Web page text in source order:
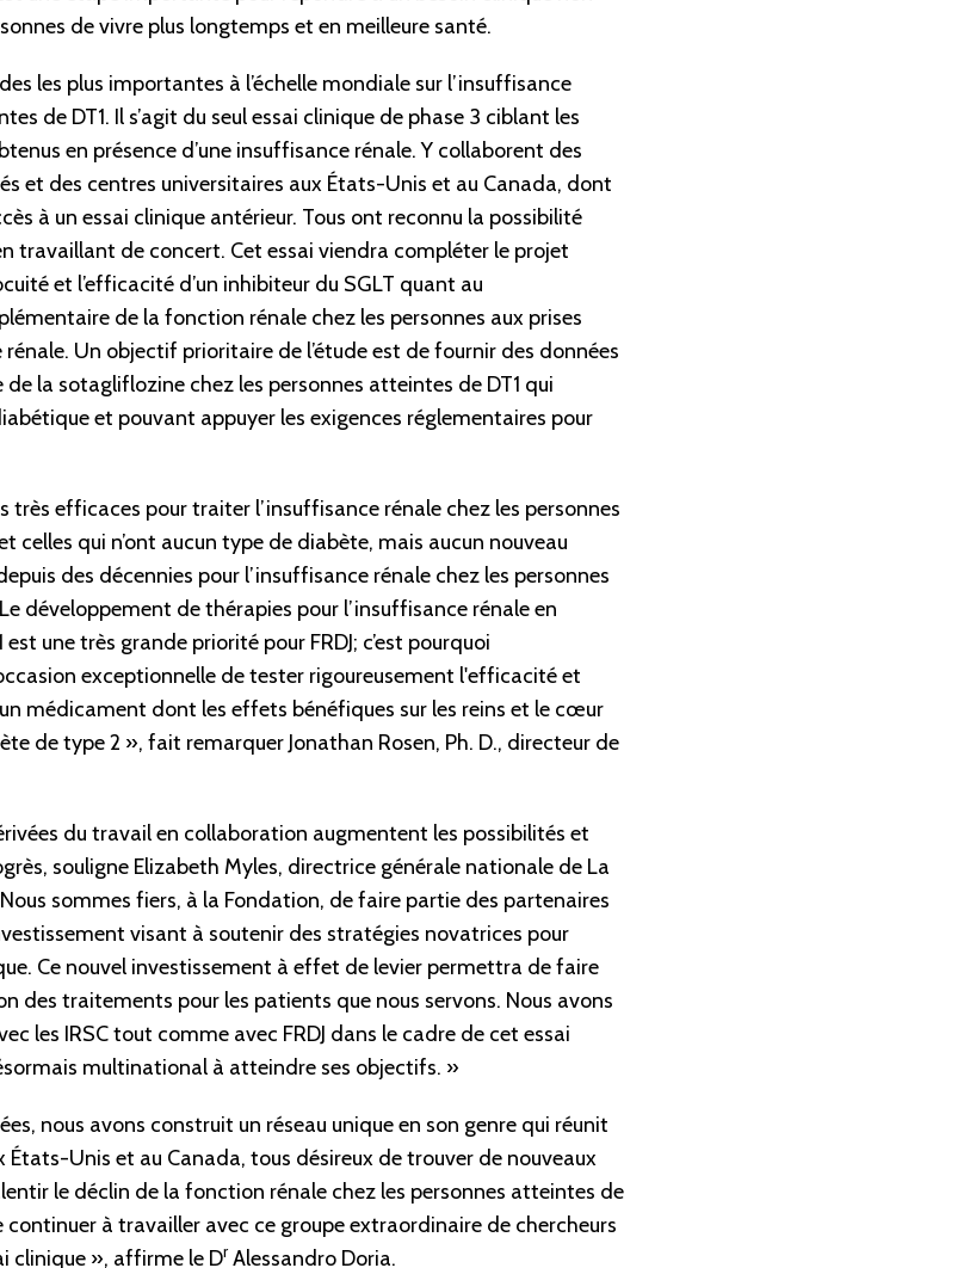
de vivre plus longtemps et en meilleure santé.
les plus importantes à l’échelle mondiale sur l’insuffisance
de DT1. Il s’agit du seul essai clinique de phase 3 ciblant les
en présence d’une insuffisance rénale. Y collaborent des
et des centres universitaires aux États-Unis et au Canada, dont
à un essai clinique antérieur. Tous ont reconnu la possibilité
travaillant de concert. Cet essai viendra compléter le projet
et l’efficacité d’un inhibiteur du SGLT quant au
de la fonction rénale chez les personnes aux prises
rénale. Un objectif prioritaire de l’étude est de fournir des données
la sotagliflozine chez les personnes atteintes de DT1 qui
et pouvant appuyer les exigences réglementaires pour
très efficaces pour traiter l’insuffisance rénale chez les personnes
celles qui n’ont aucun type de diabète, mais aucun nouveau
des décennies pour l’insuffisance rénale chez les personnes
développement de thérapies pour l’insuffisance rénale en
une très grande priorité pour FRDJ; c’est pourquoi
exceptionnelle de tester rigoureusement l'efficacité et
médicament dont les effets bénéfiques sur les reins et le cœur
de type 2 », fait remarquer Jonathan Rosen, Ph. D., directeur de
du travail en collaboration augmentent les possibilités et
souligne Elizabeth Myles, directrice générale nationale de La
sommes fiers, à la Fondation, de faire partie des partenaires
visant à soutenir des stratégies novatrices pour
Ce nouvel investissement à effet de levier permettra de faire
des traitements pour les patients que nous servons. Nous avons
les IRSC tout comme avec FRDJ dans le cadre de cet essai
multinational à atteindre ses objectifs. »
nous avons construit un réseau unique en son genre qui réunit
États-Unis et au Canada, tous désireux de trouver de nouveaux
le déclin de la fonction rénale chez les personnes atteintes de
continuer à travailler avec ce groupe extraordinaire de chercheurs
clinique », affirme le DrAlessandro Doria.